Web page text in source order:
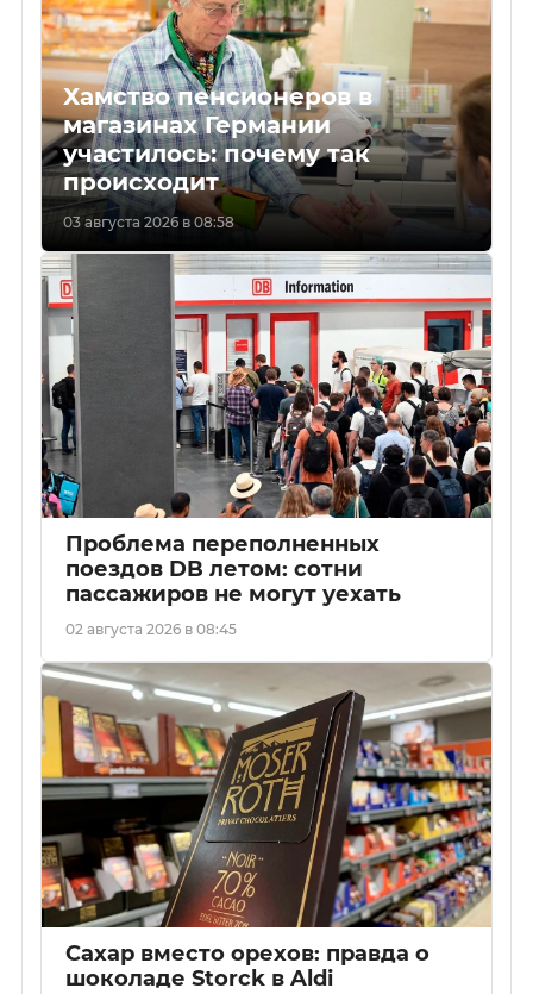
Хамство пенсионеров в
магазинах Германии
участилось: почему так
происходит
03 августа 2026 в 08:58
Проблема переполненных
поездов DB летом: сотни
пассажиров не могут уехать
02 августа 2026 в 08:45
Сахар вместо орехов: правда о
шоколаде Storck в Aldi